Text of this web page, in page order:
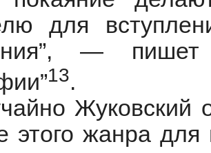
для
— пишет
13.
Жуковский
этого жанра для